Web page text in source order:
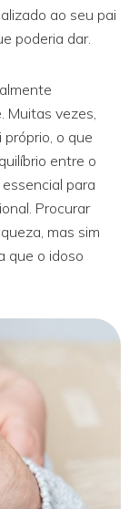
ao seu pai
poderia dar.
Muitas vezes,
o que
entre o
para
Procurar
mas sim
que o idoso